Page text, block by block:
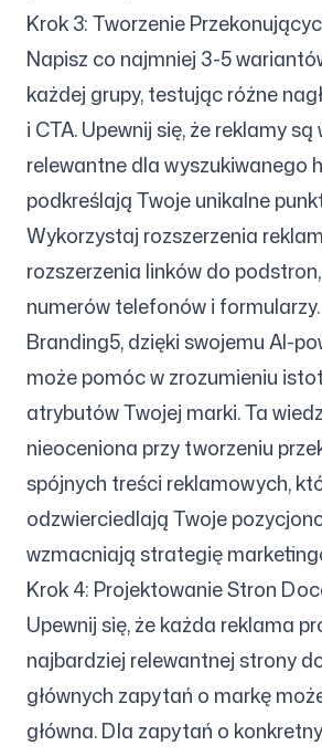
Krok 3: Tworzenie
Napisz co najmniej 3-5
każdej grupy, testując różne
i CTA. Upewnij się, że reklamy
relewantne dla wyszukiwanego
podkreślają Twoje unikalne
Wykorzystaj rozszerzenia
rozszerzenia linków do
numerów telefonów i formularzy.
Branding5, dzięki swojemu AI-
może pomóc w zrozumieniu
atrybutów Twojej marki. Ta
nieoceniona przy tworzeniu
spójnych treści reklamowych,
odzwierciedlają Twoje
wzmacniają strategię
Krok 4: Projektowanie Stron
Upewnij się, że każda reklama
najbardziej relewantnej strony
głównych zapytań o markę
główna. Dla zapytań o